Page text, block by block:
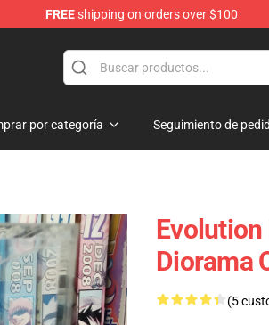
FREEshipping on orders over $100
por categoría Seguimiento de
Evolution
Diorama
(5